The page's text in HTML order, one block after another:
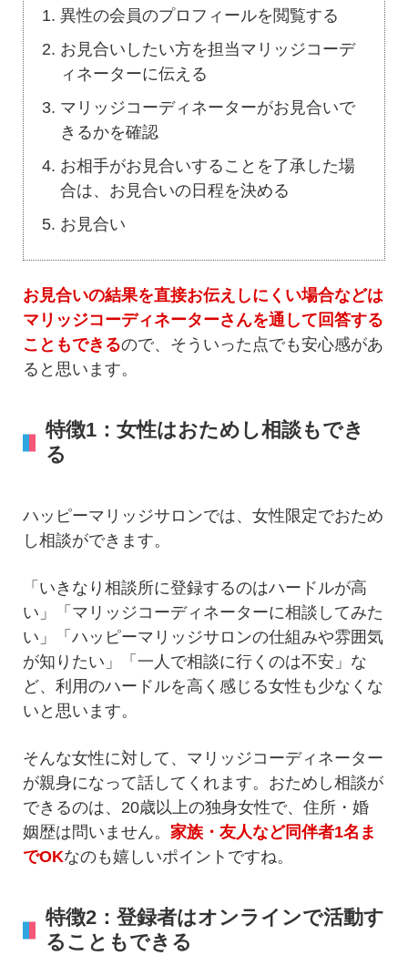
異性の会員のプロフィールを閲覧する
お見合いしたい方を担当マリッジコーデ
ィネーターに伝える
マリッジコーディネーターがお見合いで
きるかを確認
お相手がお見合いすることを了承した場
合は、お見合いの日程を決める
お見合い
お見合いの結果を直接お伝えしにくい場合などは
マリッジコーディネーターさんを通して回答する
こともできるので、そういった点でも安心感があ
ると思います。
特徴1：女性はおためし相談もでき
る
ハッピーマリッジサロンでは、女性限定でおため
し相談ができます。
「いきなり相談所に登録するのはハードルが高
い」「マリッジコーディネーターに相談してみた
い」「ハッピーマリッジサロンの仕組みや雰囲気
が知りたい」「一人で相談に行くのは不安」な
ど、利用のハードルを高く感じる女性も少なくな
いと思います。
そんな女性に対して、マリッジコーディネーター
が親身になって話してくれます。おためし相談が
できるのは、20歳以上の独身女性で、住所・婚
姻歴は問いません。家族・友人など同伴者1名ま
でOKなのも嬉しいポイントですね。
特徴2：登録者はオンラインで活動す
ることもできる